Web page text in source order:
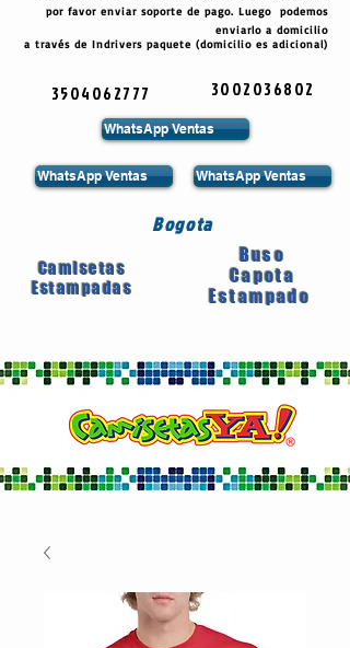
por favor enviar soporte de pago. Luego podemos
enviarlo a domicilio
a través de Indrivers paquete (domicilio es adicional)
3504062777 3002036802
WhatsApp Ventas
WhatsApp Ventas WhatsApp Ventas
Bogota
Camisetas
Estampadas
Buso
Capota
Estampado